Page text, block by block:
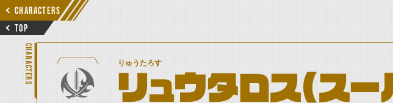
CHARACTERS
TOP
CHARACTERS りゅうたろす
リュウタロス(ス